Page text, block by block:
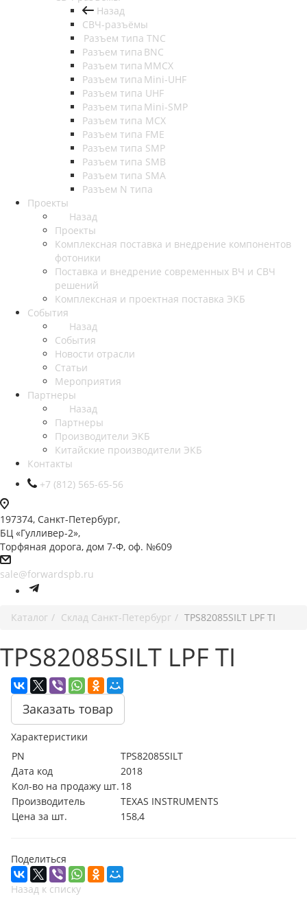
Назад
СВЧ-разъёмы
Разъем типа TNC
Разъем типа BNC
Разъем типа MMCX
Разъем типа Mini-UHF
Разъем типа UHF
Разъем типа Mini-SMP
Разъем типа MCX
Разъем типа FME
Разъем типа SMP
Разъем типа SMB
Разъем типа SMA
Разъем N типа
Проекты
Назад
Проекты
Комплексная поставка и внедрение компонентов
фотоники
Поставка и внедрение современных ВЧ и СВЧ
решений
Комплексная и проектная поставка ЭКБ
События
Назад
События
Новости отрасли
Статьи
Мероприятия
Партнеры
Назад
Партнеры
Производители ЭКБ
Китайские производители ЭКБ
Контакты
+7 (812) 565-65-56
197374, Санкт-Петербург,
БЦ «Гулливер-2»,
Торфяная дорога, дом 7-Ф, оф. №609
sale@forwardspb.ru
Каталог Cклад Санкт-Петербург TPS82085SILT LPF TI
TPS82085SILT LPF TI
Заказать товар
Характеристики
PN
TPS82085SILT
Дата код
2018
Кол-во на продажу шт. 18
Производитель
TEXAS INSTRUMENTS
Цена за шт.
158,4
Поделиться
Назад к списку